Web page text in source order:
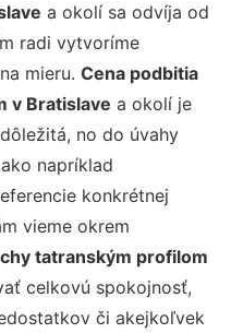
a okolí sa odvíja od
radi vytvoríme
mieru. Cena podbitia
v Bratislave a okolí je
no do úvahy
napríklad
konkrétnej
vieme okrem
tatranským profilom
celkovú spokojnosť,
či akejkoľvek